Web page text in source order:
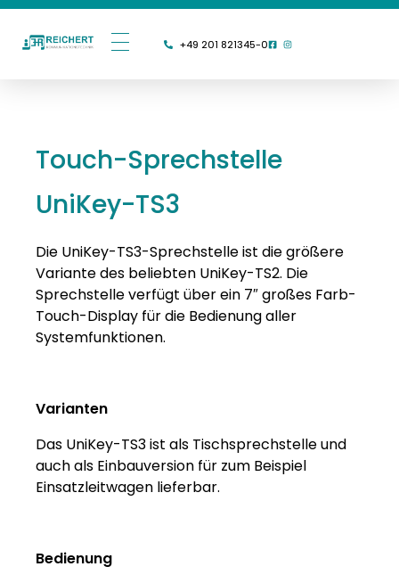
+49 201 821345-0
Touch-Sprechstelle
UniKey-TS3
Die UniKey-TS3-Sprechstelle ist die größere
Variante des beliebten UniKey-TS2. Die
Sprechstelle verfügt über ein 7″ großes Farb-
Touch-Display für die Bedienung aller
Systemfunktionen.
Varianten
Das UniKey-TS3 ist als Tischsprechstelle und
auch als Einbauversion für zum Beispiel
Einsatzleitwagen lieferbar.
Bedienung